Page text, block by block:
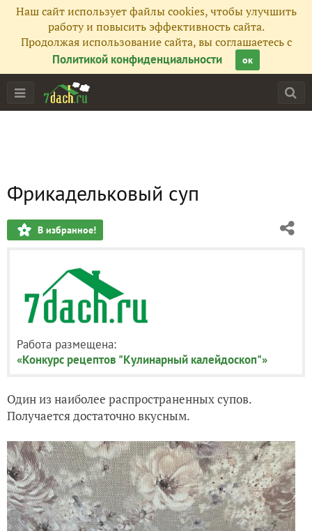
Наш сайт использует файлы cookies, чтобы улучшить
работу и повысить эффективность сайта.
Продолжая использование сайта, вы соглашаетесь с
Политикой конфиденциальности
ок
Фрикадельковый суп
В избранное!
Работа размещена:
«Конкурс рецептов "Кулинарный калейдоскоп"»
Один из наиболее распространенных супов.
Получается достаточно вкусным.